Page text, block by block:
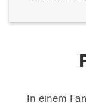
In einem